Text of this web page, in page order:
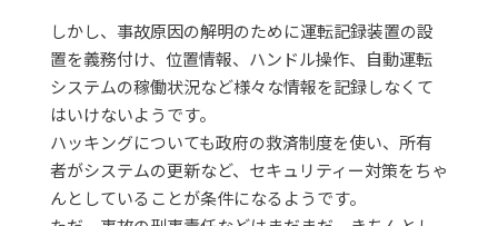
しかし、事故原因の解明のために運転記録装置の設
置を義務付け、位置情報、ハンドル操作、自動運転
システムの稼働状況など様々な情報を記録しなくて
はいけないようです。
ハッキングについても政府の救済制度を使い、所有
者がシステムの更新など、セキュリティー対策をちゃ
んとしていることが条件になるようです。